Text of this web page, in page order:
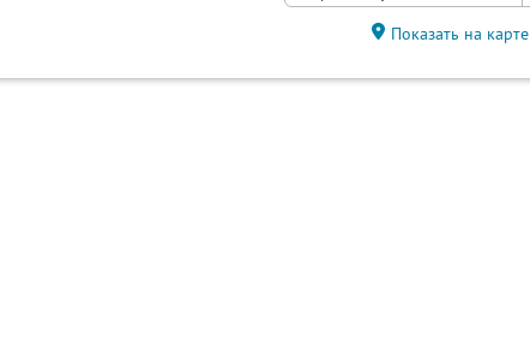
Показать на карте